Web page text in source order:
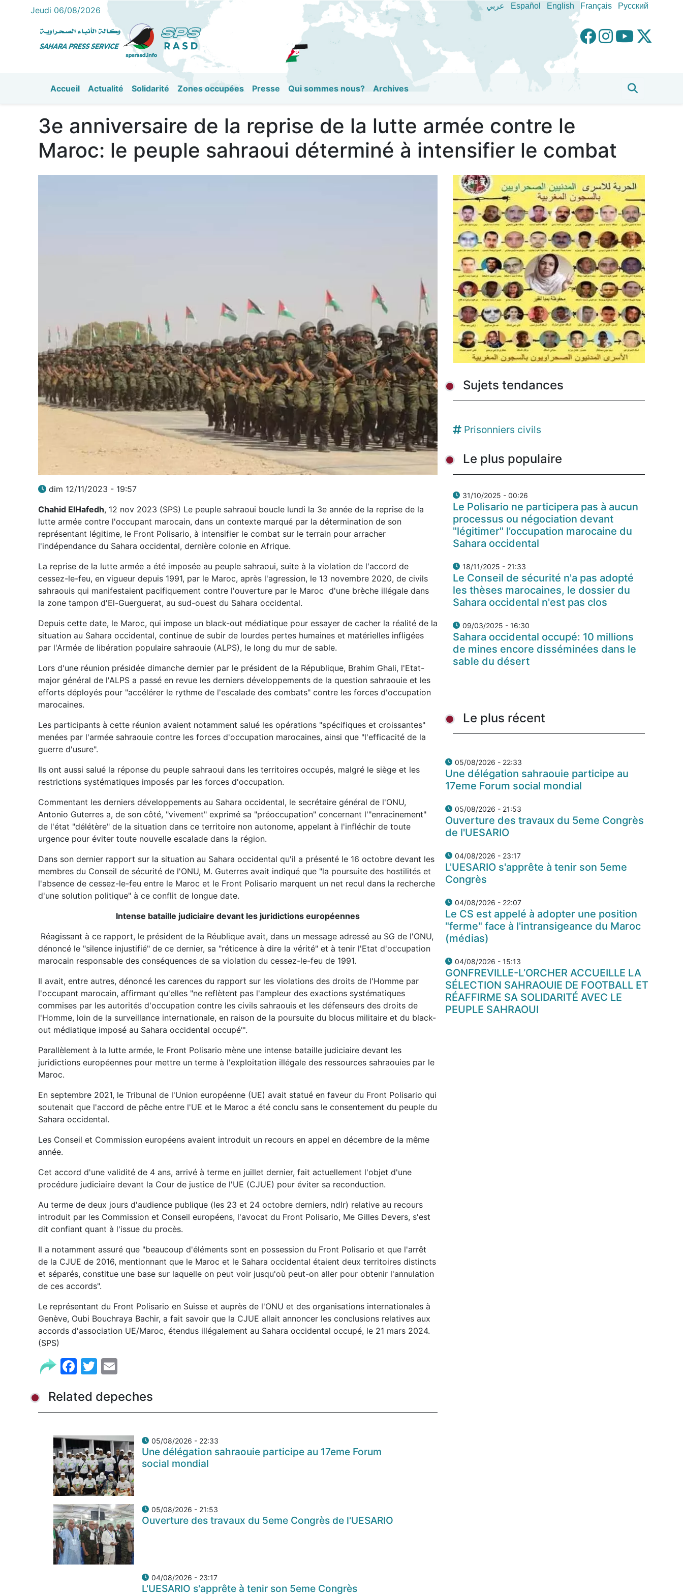
Aller
au
contenu
Jeudi 06/08/2026 عربي Español English Français Pусский
Accueil Actualité Solidarité Zones occupées Presse Qui sommes nous? Archives
3e anniversaire de la reprise de la lutte armée contre le
Maroc: le peuple sahraoui déterminé à intensifier le combat
dim 12/11/2023 - 19:57
Chahid ElHafedh, 12 nov 2023 (SPS) Le peuple sahraoui boucle lundi la 3e année de la reprise de la
lutte armée contre l'occupant marocain, dans un contexte marqué par la détermination de son
représentant légitime, le Front Polisario, à intensifier le combat sur le terrain pour arracher
l'indépendance du Sahara occidental, dernière colonie en Afrique.
La reprise de la lutte armée a été imposée au peuple sahraoui, suite à la violation de l'accord de
cessez-le-feu, en vigueur depuis 1991, par le Maroc, après l'agression, le 13 novembre 2020, de civils
sahraouis qui manifestaient pacifiquement contre l'ouverture par le Maroc d'une brèche illégale dans
la zone tampon d'El-Guerguerat, au sud-ouest du Sahara occidental.
Depuis cette date, le Maroc, qui impose un black-out médiatique pour essayer de cacher la réalité de la
situation au Sahara occidental, continue de subir de lourdes pertes humaines et matérielles infligées
par l'Armée de libération populaire sahraouie (ALPS), le long du mur de sable.
Lors d'une réunion présidée dimanche dernier par le président de la République, Brahim Ghali, l'Etat-
major général de l'ALPS a passé en revue les derniers développements de la question sahraouie et les
efforts déployés pour "accélérer le rythme de l'escalade des combats" contre les forces d'occupation
marocaines.
Les participants à cette réunion avaient notamment salué les opérations "spécifiques et croissantes"
menées par l'armée sahraouie contre les forces d'occupation marocaines, ainsi que "l'efficacité de la
guerre d'usure".
Ils ont aussi salué la réponse du peuple sahraoui dans les territoires occupés, malgré le siège et les
restrictions systématiques imposés par les forces d'occupation.
Commentant les derniers développements au Sahara occidental, le secrétaire général de l'ONU,
Antonio Guterres a, de son côté, "vivement" exprimé sa "préoccupation" concernant l'"enracinement"
de l'état "délétère" de la situation dans ce territoire non autonome, appelant à l'infléchir de toute
urgence pour éviter toute nouvelle escalade dans la région.
Dans son dernier rapport sur la situation au Sahara occidental qu'il a présenté le 16 octobre devant les
membres du Conseil de sécurité de l'ONU, M. Guterres avait indiqué que "la poursuite des hostilités et
l'absence de cessez-le-feu entre le Maroc et le Front Polisario marquent un net recul dans la recherche
d'une solution politique" à ce conflit de longue date.
Intense bataille judiciaire devant les juridictions européennes
Réagissant à ce rapport, le président de la Réublique avait, dans un message adressé au SG de l'ONU,
dénoncé le "silence injustifié" de ce dernier, sa "réticence à dire la vérité" et à tenir l'Etat d'occupation
marocain responsable des conséquences de sa violation du cessez-le-feu de 1991.
Il avait, entre autres, dénoncé les carences du rapport sur les violations des droits de l'Homme par
l'occupant marocain, affirmant qu'elles "ne reflètent pas l'ampleur des exactions systématiques
commises par les autorités d'occupation contre les civils sahraouis et les défenseurs des droits de
l'Homme, loin de la surveillance internationale, en raison de la poursuite du blocus militaire et du black-
out médiatique imposé au Sahara occidental occupé"'.
Parallèlement à la lutte armée, le Front Polisario mène une intense bataille judiciaire devant les
juridictions européennes pour mettre un terme à l'exploitation illégale des ressources sahraouies par le
Maroc.
En septembre 2021, le Tribunal de l'Union européenne (UE) avait statué en faveur du Front Polisario qui
soutenait que l'accord de pêche entre l'UE et le Maroc a été conclu sans le consentement du peuple du
Sahara occidental.
Les Conseil et Commission européens avaient introduit un recours en appel en décembre de la même
année.
Cet accord d'une validité de 4 ans, arrivé à terme en juillet dernier, fait actuellement l'objet d'une
procédure judiciaire devant la Cour de justice de l'UE (CJUE) pour éviter sa reconduction.
Au terme de deux jours d'audience publique (les 23 et 24 octobre derniers, ndlr) relative au recours
introduit par les Commission et Conseil européens, l'avocat du Front Polisario, Me Gilles Devers, s'est
dit confiant quant à l'issue du procès.
Il a notamment assuré que "beaucoup d'éléments sont en possession du Front Polisario et que l'arrêt
de la CJUE de 2016, mentionnant que le Maroc et le Sahara occidental étaient deux territoires distincts
et séparés, constitue une base sur laquelle on peut voir jusqu'où peut-on aller pour obtenir l'annulation
de ces accords".
Le représentant du Front Polisario en Suisse et auprès de l'ONU et des organisations internationales à
Genève, Oubi Bouchraya Bachir, a fait savoir que la CJUE allait annoncer les conclusions relatives aux
accords d'association UE/Maroc, étendus illégalement au Sahara occidental occupé, le 21 mars 2024.
(SPS)
Facebook
Twitter
Related depeches
05/08/2026 - 22:33
Une délégation sahraouie participe au 17eme Forum
social mondial
05/08/2026 - 21:53
Ouverture des travaux du 5eme Congrès de l'UESARIO
04/08/2026 - 23:17
L'UESARIO s'apprête à tenir son 5eme Congrès
Sujets tendances
Prisonniers civils
Le plus populaire
31/10/2025 - 00:26
Le Polisario ne participera pas à aucun
processus ou négociation devant
"légitimer" l’occupation marocaine du
Sahara occidental
18/11/2025 - 21:33
Le Conseil de sécurité n'a pas adopté
les thèses marocaines, le dossier du
Sahara occidental n'est pas clos
09/03/2025 - 16:30
Sahara occidental occupé: 10 millions
de mines encore disséminées dans le
sable du désert
Le plus récent
05/08/2026 - 22:33
Une délégation sahraouie participe au
17eme Forum social mondial
05/08/2026 - 21:53
Ouverture des travaux du 5eme Congrès
de l'UESARIO
04/08/2026 - 23:17
L'UESARIO s'apprête à tenir son 5eme
Congrès
04/08/2026 - 22:07
Le CS est appelé à adopter une position
"ferme" face à l'intransigeance du Maroc
(médias)
04/08/2026 - 15:13
GONFREVILLE-L’ORCHER ACCUEILLE LA
SÉLECTION SAHRAOUIE DE FOOTBALL ET
RÉAFFIRME SA SOLIDARITÉ AVEC LE
PEUPLE SAHRAOUI